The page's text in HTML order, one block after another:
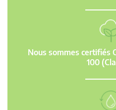
Nous sommes certifiés
100